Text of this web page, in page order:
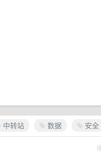
中转站 数据 安全
1